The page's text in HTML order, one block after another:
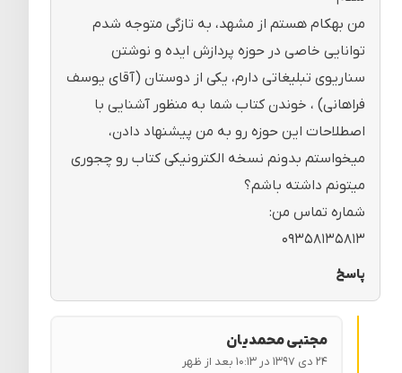
من بهکام هستم از مشهد، به تازگی متوجه شدم
توانایی خاصی در حوزه پردازش ایده و نوشتن
سناریوی تبلیغاتی دارم، یکی از دوستان (آقای یوسف
فراهانی) ، خوندن کتاب شما به منظور آشنایی با
اصطلاحات این حوزه رو به من پیشنهاد دادن،
میخواستم بدونم نسخه الکترونیکی کتاب رو چجوری
میتونم داشته باشم؟
شماره تماس من:
۰۹۳۵۸۱۳۵۸۱۳
پاسخ
مجتبی محمدیان
۲۴ دی ۱۳۹۷ در ۱۰:۱۳ بعد از ظهر